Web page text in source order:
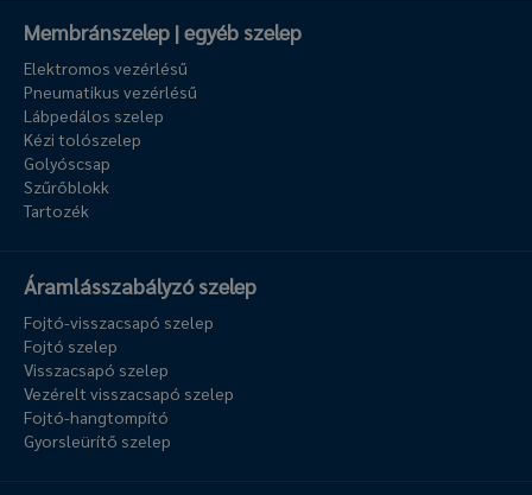
Membránszelep | egyéb szelep
Elektromos vezérlésű
Pneumatikus vezérlésű
Lábpedálos szelep
Kézi tolószelep
Golyóscsap
Szűrőblokk
Tartozék
Áramlásszabályzó szelep
Fojtó-visszacsapó szelep
Fojtó szelep
Visszacsapó szelep
Vezérelt visszacsapó szelep
Fojtó-hangtompító
Gyorsleürítő szelep